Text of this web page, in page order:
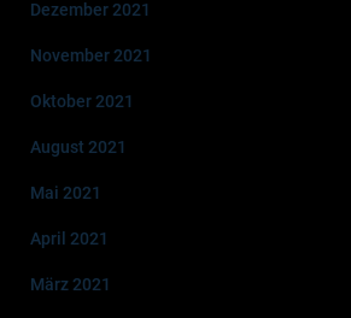
Dezember 2021
November 2021
Oktober 2021
August 2021
Mai 2021
April 2021
März 2021